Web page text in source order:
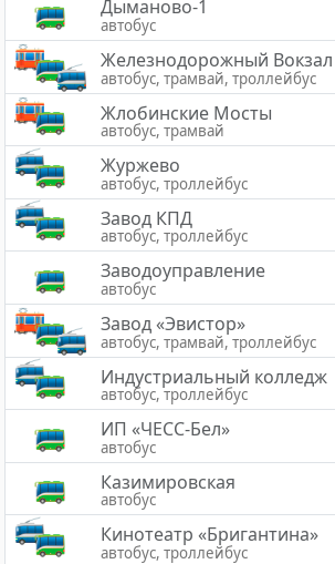
Дыманово-1
автобус
Железнодорожный Вокзал
автобус, трамвай, троллейбус
Жлобинские Мосты
автобус, трамвай
Журжево
автобус, троллейбус
Завод КПД
автобус, троллейбус
Заводоуправление
автобус
Завод «Эвистор»
автобус, трамвай, троллейбус
Индустриальный колледж
автобус, троллейбус
ИП «ЧЕСС-Бел»
автобус
Казимировская
автобус
Кинотеатр «Бригантина»
автобус, троллейбус